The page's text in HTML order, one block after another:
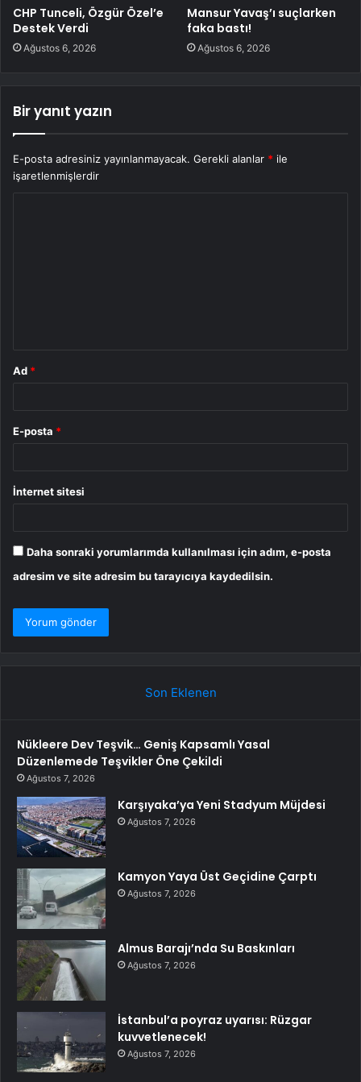
CHP Tunceli, Özgür Özel’e
Destek Verdi
Ağustos 6, 2026
Mansur Yavaş’ı suçlarken
faka bastı!
Ağustos 6, 2026
Bir yanıt yazın
E-posta adresiniz yayınlanmayacak. Gerekli alanlar * ile
işaretlenmişlerdir
Ad *
E-posta *
İnternet sitesi
Daha sonraki yorumlarımda kullanılması için adım, e-posta
adresim ve site adresim bu tarayıcıya kaydedilsin.
Son Eklenen
Nükleere Dev Teşvik… Geniş Kapsamlı Yasal
Düzenlemede Teşvikler Öne Çekildi
Ağustos 7, 2026
Karşıyaka’ya Yeni Stadyum Müjdesi
Ağustos 7, 2026
Kamyon Yaya Üst Geçidine Çarptı
Ağustos 7, 2026
Almus Barajı’nda Su Baskınları
Ağustos 7, 2026
İstanbul’a poyraz uyarısı: Rüzgar
kuvvetlenecek!
Ağustos 7, 2026